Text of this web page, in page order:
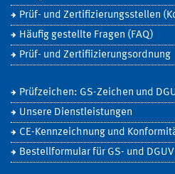
Prüf- und Zertifizierungsstellen
Häufig gestellte Fragen (FAQ)
Prüf- und Zertifiizierungsordnung
Prüfzeichen: GS-Zeichen und
Unsere Dienstleistungen
CE-Kennzeichnung und
Bestellformular für GS- und